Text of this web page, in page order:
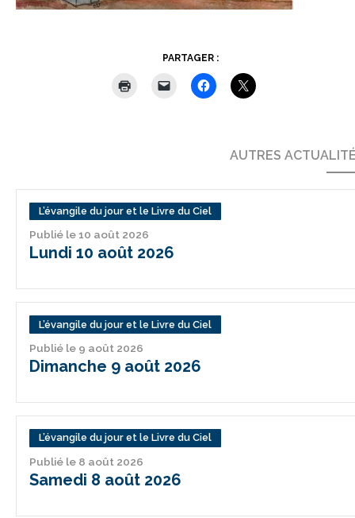
PARTAGER :
AUTRES
L’évangile du jour et le Livre du Ciel
Publié le 10 août 2026
Lundi 10 août 2026
L’évangile du jour et le Livre du Ciel
Publié le 9 août 2026
Dimanche 9 août 2026
L’évangile du jour et le Livre du Ciel
Publié le 8 août 2026
Samedi 8 août 2026